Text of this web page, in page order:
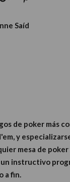
Saíd
de poker más
y
mesa de poker
instructivo
a fin.